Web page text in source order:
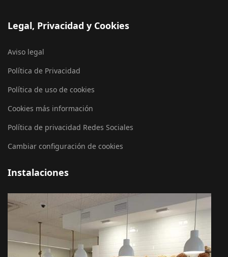
Legal, Privacidad y Cookies
Aviso legal
Política de Privacidad
Política de uso de cookies
Cookies más información
Política de privacidad Redes Sociales
Cambiar configuración de cookies
Instalaciones